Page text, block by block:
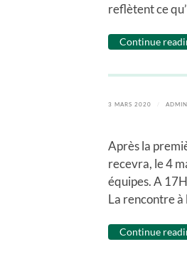
reflètent ce
Continue
3 MARS 2020 ADMIN
Après la
recevra, le 4
équipes. A
La rencontre à
Continue